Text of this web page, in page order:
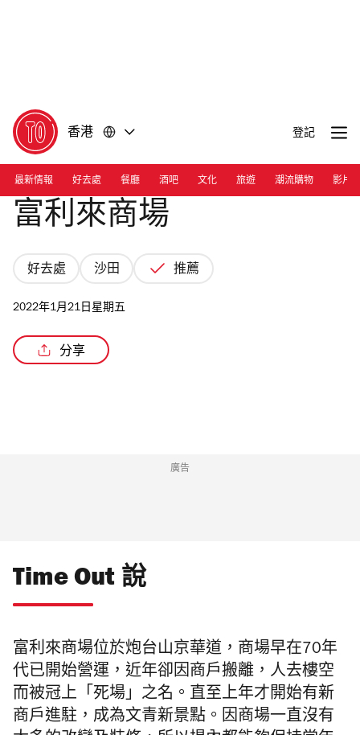
香港 登記
最新情報 好去處 餐廳 酒吧 文化 旅遊 潮流購物 影片
富利來商場
好去處 沙田 推薦
2022年1月21日星期五
分享
廣告
Time Out 說
富利來商場位於炮台山京華道，商場早在70年
代已開始營運，近年卻因商戶搬離，人去樓空
而被冠上「死場」之名。直至上年才開始有新
商戶進駐，成為文青新景點。因商場一直沒有